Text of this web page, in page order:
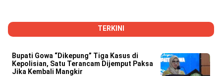
TERKINI
Bupati Gowa “Dikepung” Tiga Kasus di
Kepolisian, Satu Terancam Dijemput Paksa
Jika Kembali Mangkir